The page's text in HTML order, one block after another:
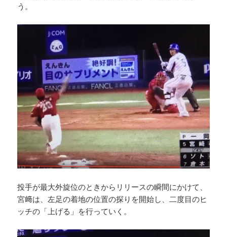
う。
投手が最大外旋位のときからリリースの瞬間にかけて、
宮﨑は、左足の着地の位置の探りを開始し、二度目のヒ
ッチの「上げる」を行っていく。